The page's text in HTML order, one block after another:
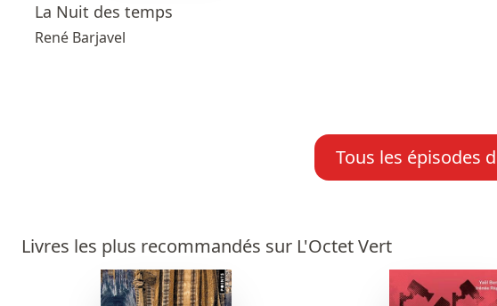
La Nuit des temps
René Barjavel
Tous les épisodes
Livres les plus recommandés sur L'Octet Vert